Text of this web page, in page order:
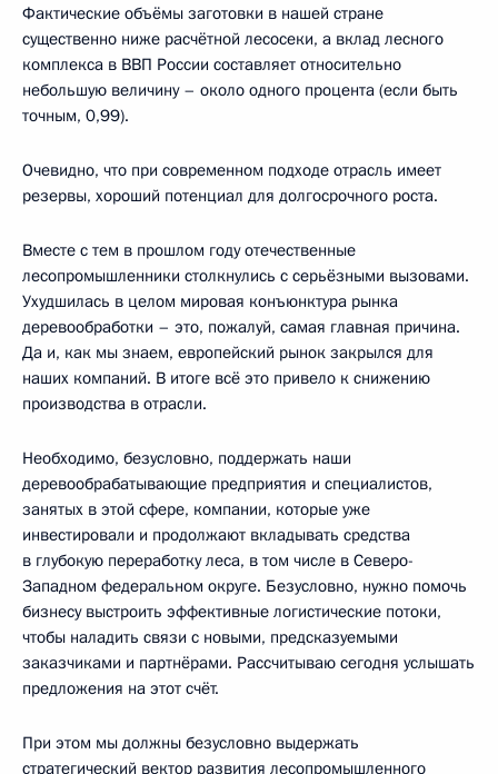
Фактические объёмы заготовки в нашей стране
существенно ниже расчётной лесосеки, а вклад лесного
комплекса в ВВП России составляет относительно
небольшую величину – около одного процента (если быть
точным, 0,99).
Очевидно, что при современном подходе отрасль имеет
резервы, хороший потенциал для долгосрочного роста.
Вместе с тем в прошлом году отечественные
лесопромышленники столкнулись с серьёзными вызовами.
Ухудшилась в целом мировая конъюнктура рынка
деревообработки – это, пожалуй, самая главная причина.
Да и, как мы знаем, европейский рынок закрылся для
наших компаний. В итоге всё это привело к снижению
производства в отрасли.
Необходимо, безусловно, поддержать наши
деревообрабатывающие предприятия и специалистов,
занятых в этой сфере, компании, которые уже
инвестировали и продолжают вкладывать средства
в глубокую переработку леса, в том числе в Северо-
Западном федеральном округе. Безусловно, нужно помочь
бизнесу выстроить эффективные логистические потоки,
чтобы наладить связи с новыми, предсказуемыми
заказчиками и партнёрами. Рассчитываю сегодня услышать
предложения на этот счёт.
При этом мы должны безусловно выдержать
стратегический вектор развития лесопромышленного